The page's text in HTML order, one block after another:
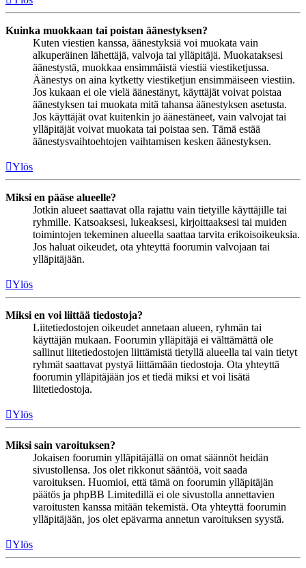
Kuinka muokkaan tai poistan äänestyksen?
Kuten viestien kanssa, äänestyksiä voi muokata vain
alkuperäinen lähettäjä, valvoja tai ylläpitäjä. Muokataksesi
äänestystä, muokkaa ensimmäistä viestiä viestiketjussa.
Äänestys on aina kytketty viestiketjun ensimmäiseen viestiin.
Jos kukaan ei ole vielä äänestänyt, käyttäjät voivat poistaa
äänestyksen tai muokata mitä tahansa äänestyksen asetusta.
Jos käyttäjät ovat kuitenkin jo äänestäneet, vain valvojat tai
ylläpitäjät voivat muokata tai poistaa sen. Tämä estää
äänestysvaihtoehtojen vaihtamisen kesken äänestyksen.
Ylös
Miksi en pääse alueelle?
Jotkin alueet saattavat olla rajattu vain tietyille käyttäjille tai
ryhmille. Katsoaksesi, lukeaksesi, kirjoittaaksesi tai muiden
toimintojen tekeminen alueella saattaa tarvita erikoisoikeuksia.
Jos haluat oikeudet, ota yhteyttä foorumin valvojaan tai
ylläpitäjään.
Ylös
Miksi en voi liittää tiedostoja?
Liitetiedostojen oikeudet annetaan alueen, ryhmän tai
käyttäjän mukaan. Foorumin ylläpitäjä ei välttämättä ole
sallinut liitetiedostojen liittämistä tietyllä alueella tai vain tietyt
ryhmät saattavat pystyä liittämään tiedostoja. Ota yhteyttä
foorumin ylläpitäjään jos et tiedä miksi et voi lisätä
liitetiedostoja.
Ylös
Miksi sain varoituksen?
Jokaisen foorumin ylläpitäjällä on omat säännöt heidän
sivustollensa. Jos olet rikkonut sääntöä, voit saada
varoituksen. Huomioi, että tämä on foorumin ylläpitäjän
päätös ja phpBB Limitedillä ei ole sivustolla annettavien
varoitusten kanssa mitään tekemistä. Ota yhteyttä foorumin
ylläpitäjään, jos olet epävarma annetun varoituksen syystä.
Ylös